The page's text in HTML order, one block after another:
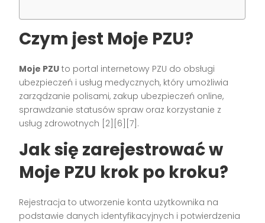
Czym jest Moje PZU?
Moje PZU to portal internetowy PZU do obsługi
ubezpieczeń i usług medycznych, który umożliwia
zarządzanie polisami, zakup ubezpieczeń online,
sprawdzanie statusów spraw oraz korzystanie z
usług zdrowotnych [2][6][7].
Jak się zarejestrować w
Moje PZU krok po kroku?
Rejestracja to utworzenie konta użytkownika na
podstawie danych identyfikacyjnych i potwierdzenia